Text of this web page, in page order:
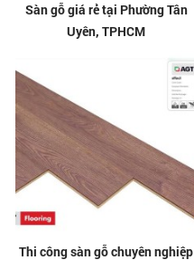
Sàn gỗ giá rẻ tại Phường Tân
Uyên, TPHCM
Thi công sàn gỗ chuyên nghiệp